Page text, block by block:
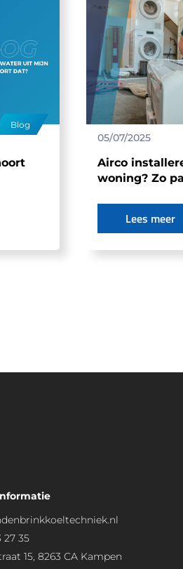
Blog
05/07/2025
Airco
woning? Zo
Lees meer
27 35
15, 8263 CA Kampen